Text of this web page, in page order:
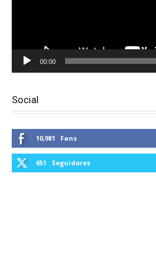
00:00
Social
10,981 Fans
651 Seguidores